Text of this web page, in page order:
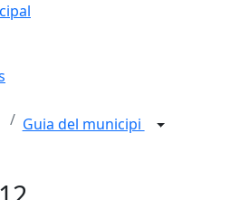
Guia del municipi